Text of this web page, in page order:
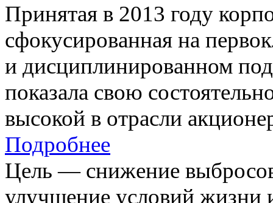
Принятая в 2013 году
сфокусированная на
и дисциплинированном
показала свою
высокой в отрасли
Подробнее
Цель — снижение
улучшение условий жизни